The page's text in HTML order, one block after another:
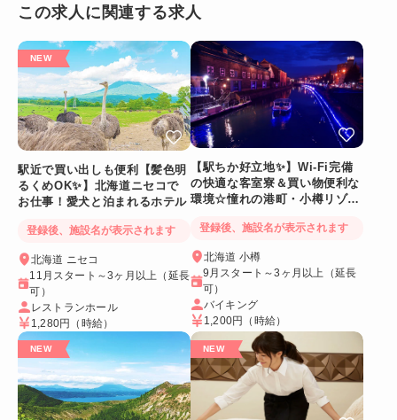
この求人に関連する求人
駅近で買い出しも便利【髪色明
るくめOK✨】北海道ニセコで
お仕事！愛犬と泊まれるホテル
登録後、施設名が表示されます
北海道 ニセコ
11月スタート～3ヶ月以上（延長
可）
レストランホール
1,280円 （時給）
【駅ちか好立地✨】Wi-Fi完備
の快適な客室寮＆買い物便利な
環境☆憧れの港町・小樽リゾー
登録後、施設名が表示されます
北海道 小樽
9月スタート～3ヶ月以上（延長
可）
バイキング
1,200円 （時給）